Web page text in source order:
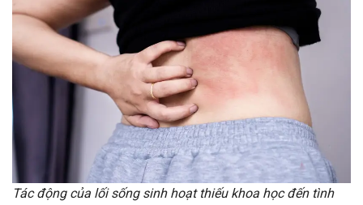
Tác động của lối sống sinh hoạt thiếu khoa học đến tình